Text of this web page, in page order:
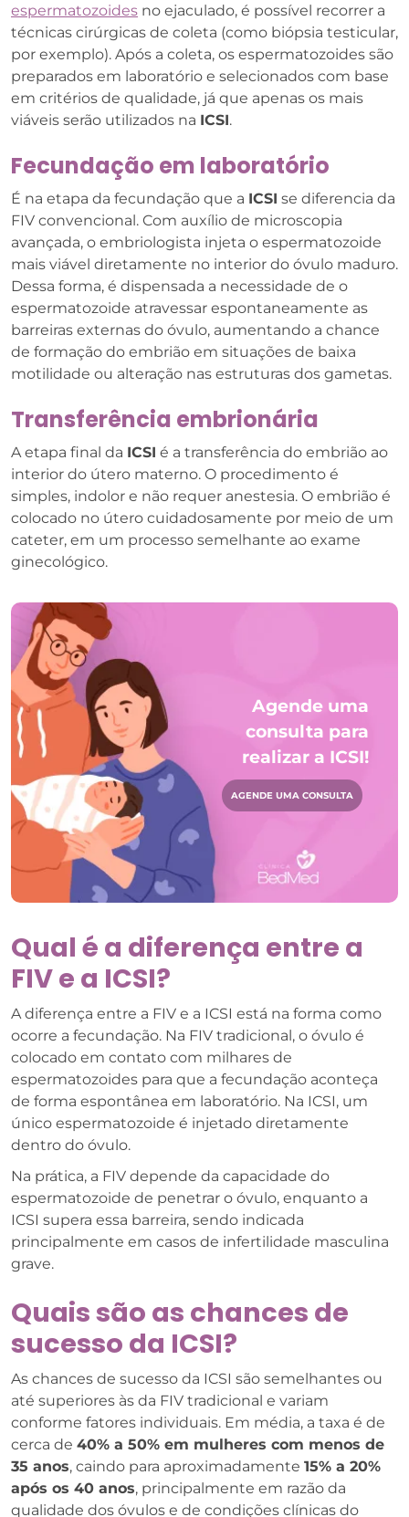
espermatozoides no ejaculado, é possível recorrer a
técnicas cirúrgicas de coleta (como biópsia testicular,
por exemplo). Após a coleta, os espermatozoides são
preparados em laboratório e selecionados com base
em critérios de qualidade, já que apenas os mais
viáveis serão utilizados na ICSI.
Fecundação em laboratório
É na etapa da fecundação que a ICSI se diferencia da
FIV convencional. Com auxílio de microscopia
avançada, o embriologista injeta o espermatozoide
mais viável diretamente no interior do óvulo maduro.
Dessa forma, é dispensada a necessidade de o
espermatozoide atravessar espontaneamente as
barreiras externas do óvulo, aumentando a chance
de formação do embrião em situações de baixa
motilidade ou alteração nas estruturas dos gametas.
Transferência embrionária
A etapa final da ICSI é a transferência do embrião ao
interior do útero materno. O procedimento é
simples, indolor e não requer anestesia. O embrião é
colocado no útero cuidadosamente por meio de um
cateter, em um processo semelhante ao exame
ginecológico.
Agende uma
consulta para
realizar a ICSI!
AGENDE UMA CONSULTA
Qual é a diferença entre a
FIV e a ICSI?
A diferença entre a FIV e a ICSI está na forma como
ocorre a fecundação. Na FIV tradicional, o óvulo é
colocado em contato com milhares de
espermatozoides para que a fecundação aconteça
de forma espontânea em laboratório. Na ICSI, um
único espermatozoide é injetado diretamente
dentro do óvulo.
Na prática, a FIV depende da capacidade do
espermatozoide de penetrar o óvulo, enquanto a
ICSI supera essa barreira, sendo indicada
principalmente em casos de infertilidade masculina
grave.
Quais são as chances de
sucesso da ICSI?
As chances de sucesso da ICSI são semelhantes ou
até superiores às da FIV tradicional e variam
conforme fatores individuais. Em média, a taxa é de
cerca de 40% a 50% em mulheres com menos de
35 anos, caindo para aproximadamente 15% a 20%
após os 40 anos, principalmente em razão da
qualidade dos óvulos e de condições clínicas do